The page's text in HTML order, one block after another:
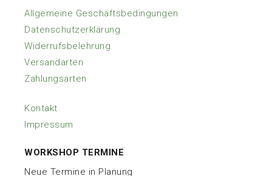
Allgemeine Geschäftsbedingungen
Datenschutzerklärung
Widerrufsbelehrung
Versandarten
Zahlungsarten
Kontakt
Impressum
WORKSHOP TERMINE
Neue Termine in Planung